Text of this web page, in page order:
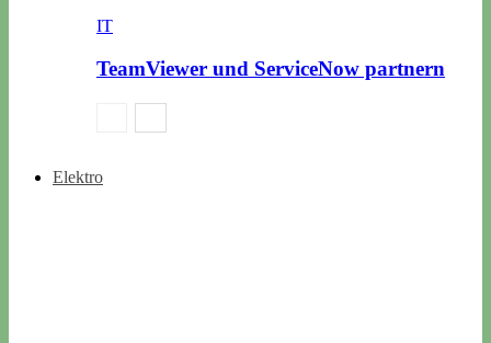
IT
TeamViewer und ServiceNow partnern
Elektro